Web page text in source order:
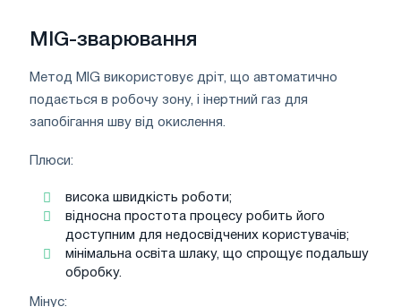
MIG-зварювання
Метод MIG використовує дріт, що автоматично
подається в робочу зону, і інертний газ для
запобігання шву від окислення.
Плюси:
висока швидкість роботи;
відносна простота процесу робить його
доступним для недосвідчених користувачів;
мінімальна освіта шлаку, що спрощує подальшу
обробку.
Мінус: